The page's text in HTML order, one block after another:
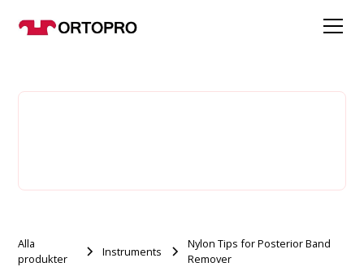
Alla
produkter
Instruments
Nylon Tips for Posterior Band
Remover